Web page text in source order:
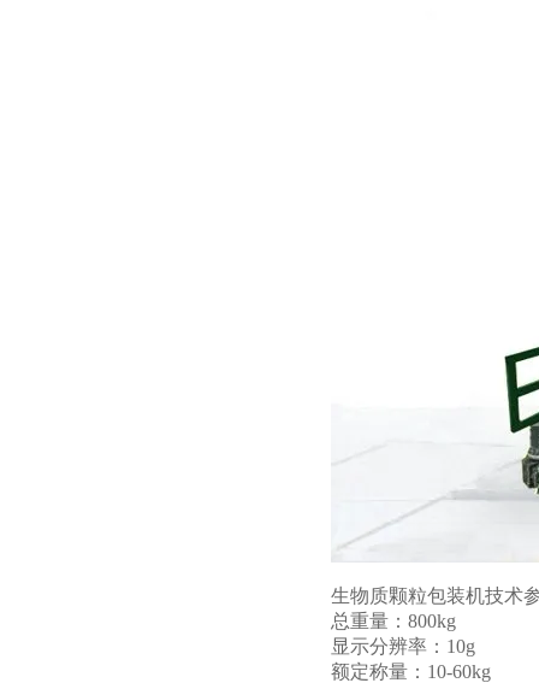
生物质颗粒包装机技术
总重量：800kg
显示分辨率：10g
额定称量：10-60kg